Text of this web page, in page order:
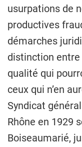
usurpations de
productives
démarches
distinction entre
qualité qui
ceux qui n’en
Syndicat
Rhône en 1929
Boiseaumarié,